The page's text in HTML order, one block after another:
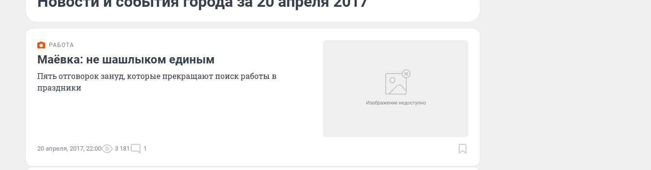
РАБОТА
Маёвка: не шашлыком единым
Пять отговорок зануд, которые прекращают поиск работы в
праздники
20 апреля, 2017, 22:00 3 181 1